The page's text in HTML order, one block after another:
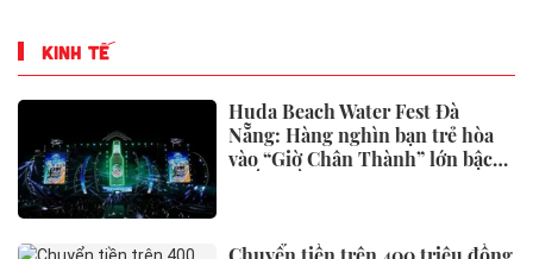
KINH TẾ
Huda Beach Water Fest Đà
Nẵng: Hàng nghìn bạn trẻ hòa
vào “Giờ Chân Thành” lớn bậc